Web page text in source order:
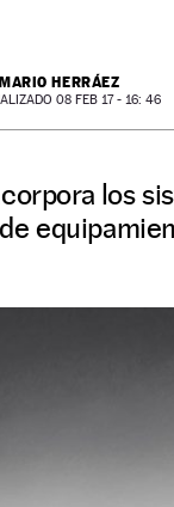
MARIO HERRÁEZ
08 FEB 17 - 16: 46
los